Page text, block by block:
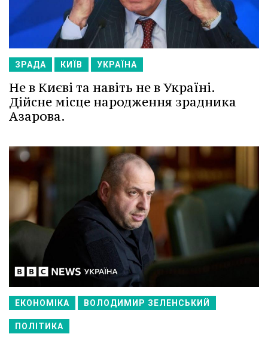
ЗРАДА КИЇВ УКРАЇНА
Не в Києві та навіть не в Україні.
Дійсне місце народження зрадника
Азарова.
ЕКОНОМІКА ВОЛОДИМИР ЗЕЛЕНСЬКИЙ
ПОЛІТИКА